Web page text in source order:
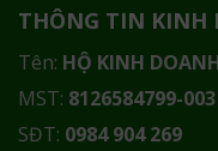
THÔNG TIN KINH
Tên: HỘ KINH
MST: 8126584799-003
SĐT: 0984 904 269